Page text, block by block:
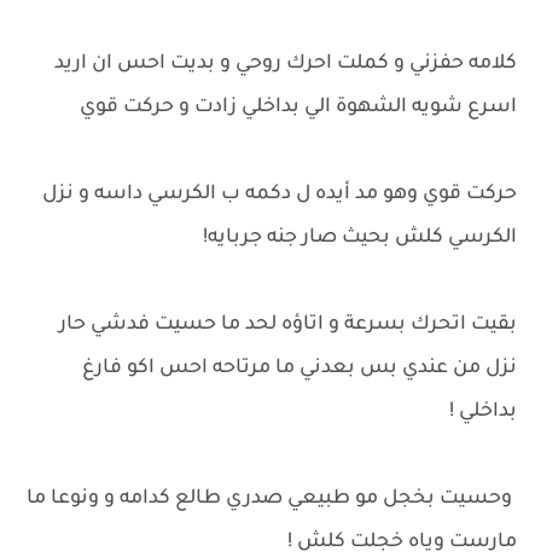
كلامه حفزني و كملت احرك روحي و بديت احس ان اريد
اسرع شويه الشهوة الي بداخلي زادت و حركت قوي
حركت قوي وهو مد أيده ل دكمه ب الكرسي داسه و نزل
الكرسي كلش بحيث صار جنه جربايه!
بقيت اتحرك بسرعة و اتاؤه لحد ما حسيت فدشي حار
نزل من عندي بس بعدني ما مرتاحه احس اكو فارغ
بداخلي !
وحسيت بخجل مو طبيعي صدري طالع كدامه و ونوعا ما
مارست وياه خجلت كلش !